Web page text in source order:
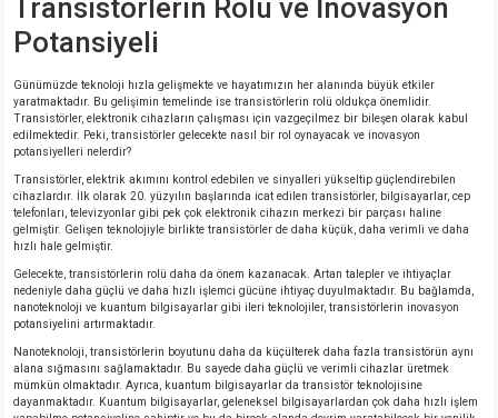
Transistörlerin Rolü ve İnovasyon
Potansiyeli
Günümüzde teknoloji hızla gelişmekte ve hayatımızın her alanında büyük etkiler
yaratmaktadır. Bu gelişimin temelinde ise transistörlerin rolü oldukça önemlidir.
Transistörler, elektronik cihazların çalışması için vazgeçilmez bir bileşen olarak kabul
edilmektedir. Peki, transistörler gelecekte nasıl bir rol oynayacak ve inovasyon
potansiyelleri nelerdir?
Transistörler, elektrik akımını kontrol edebilen ve sinyalleri yükseltip güçlendirebilen
cihazlardır. İlk olarak 20. yüzyılın başlarında icat edilen transistörler, bilgisayarlar, cep
telefonları, televizyonlar gibi pek çok elektronik cihazın merkezi bir parçası haline
gelmiştir. Gelişen teknolojiyle birlikte transistörler de daha küçük, daha verimli ve daha
hızlı hale gelmiştir.
Gelecekte, transistörlerin rolü daha da önem kazanacak. Artan talepler ve ihtiyaçlar
nedeniyle daha güçlü ve daha hızlı işlemci gücüne ihtiyaç duyulmaktadır. Bu bağlamda,
nanoteknoloji ve kuantum bilgisayarlar gibi ileri teknolojiler, transistörlerin inovasyon
potansiyelini artırmaktadır.
Nanoteknoloji, transistörlerin boyutunu daha da küçülterek daha fazla transistörün aynı
alana sığmasını sağlamaktadır. Bu sayede daha güçlü ve verimli cihazlar üretmek
mümkün olmaktadır. Ayrıca, kuantum bilgisayarlar da transistör teknolojisine
dayanmaktadır. Kuantum bilgisayarlar, geleneksel bilgisayarlardan çok daha hızlı işlem